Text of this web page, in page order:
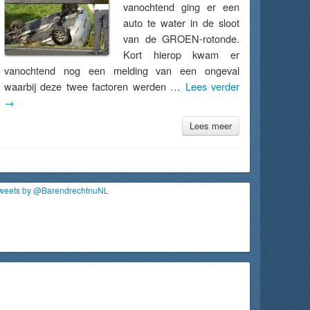
vanochtend ging er een
auto te water in de sloot
van de GROEN-rotonde.
Kort hierop kwam er
vanochtend nog een melding van een ongeval
waarbij deze twee factoren werden … Lees verder
→
Lees meer
by @BarendrechtnuNL